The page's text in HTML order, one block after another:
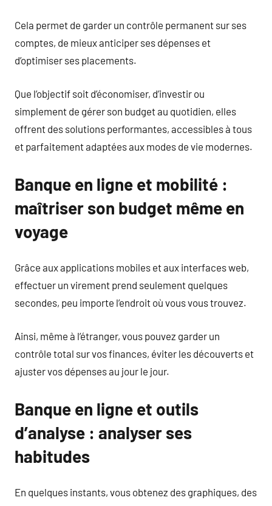
Cela permet de garder un contrôle permanent sur ses
comptes, de mieux anticiper ses dépenses et
d’optimiser ses placements.
Que l’objectif soit d’économiser, d’investir ou
simplement de gérer son budget au quotidien, elles
offrent des solutions performantes, accessibles à tous
et parfaitement adaptées aux modes de vie modernes.
Banque en ligne et mobilité :
maîtriser son budget même en
voyage
Grâce aux applications mobiles et aux interfaces web,
effectuer un virement prend seulement quelques
secondes, peu importe l’endroit où vous vous trouvez.
Ainsi, même à l’étranger, vous pouvez garder un
contrôle total sur vos finances, éviter les découverts et
ajuster vos dépenses au jour le jour.
Banque en ligne et outils
d’analyse : analyser ses
habitudes
En quelques instants, vous obtenez des graphiques, des